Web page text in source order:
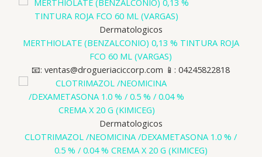
Dermatologicos
MERTHIOLATE (BENZALCONIO) 0,13 % TINTURA ROJA
FCO 60 ML (VARGAS)
📧: ventas@drogueriaciccorp.com 📱: 04245822818
Dermatologicos
CLOTRIMAZOL /NEOMICINA /DEXAMETASONA 1.0 % /
0.5 % / 0.04 % CREMA X 20 G (KIMICEG)